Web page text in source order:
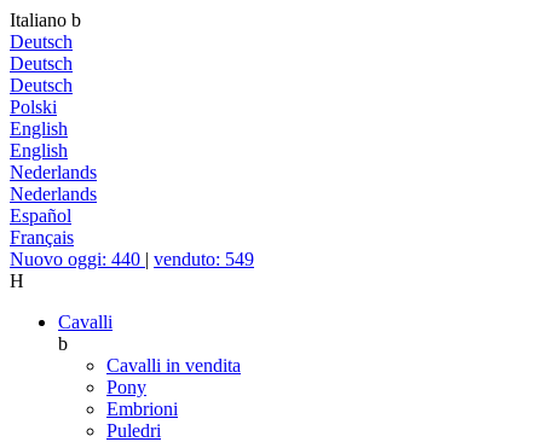
Italiano b
Deutsch
Deutsch
Deutsch
Polski
English
English
Nederlands
Nederlands
Español
Français
Nuovo oggi: 440 | venduto: 549
H
Cavalli
b
Cavalli in vendita
Pony
Embrioni
Puledri